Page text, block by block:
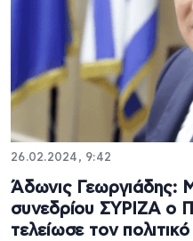
26.02.2024, 9:42
Άδωνις Γεωργιάδης:
συνεδρίου ΣΥΡΙΖΑ ο
τελείωσε τον